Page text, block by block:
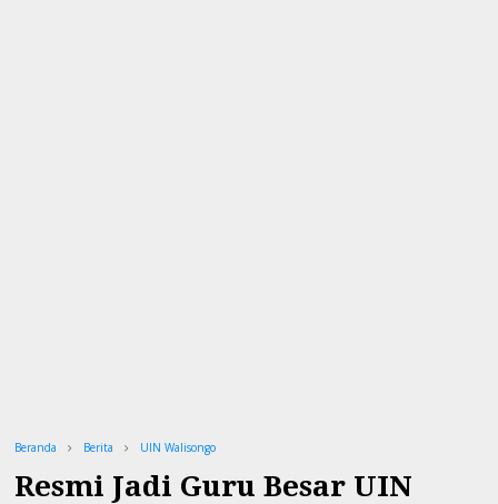
Beranda Berita UIN Walisongo
Resmi Jadi Guru Besar UIN